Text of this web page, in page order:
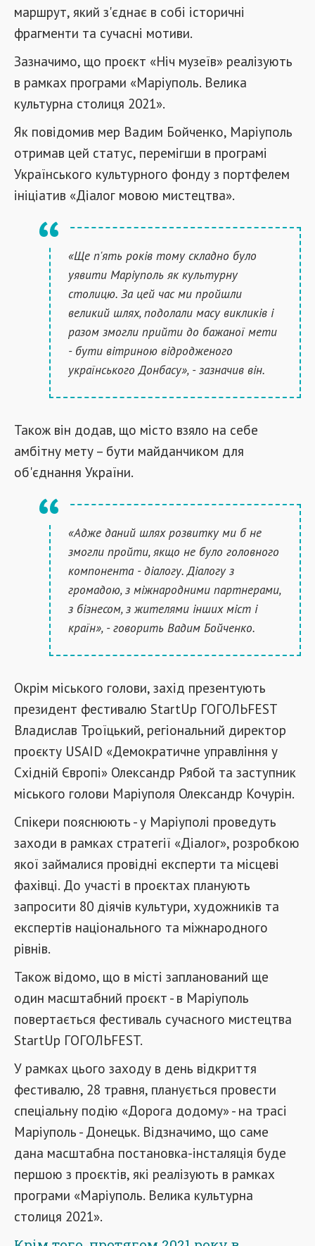
маршрут, який з'єднає в собі історичні
фрагменти та сучасні мотиви.
Зазначимо, що проєкт «Ніч музеїв» реалізують
в рамках програми «Маріуполь. Велика
культурна столиця 2021».
Як повідомив мер Вадим Бойченко, Маріуполь
отримав цей статус, перемігши в програмі
Українського культурного фонду з портфелем
ініціатив «Діалог мовою мистецтва».
«Ще п'ять років тому складно було
уявити Маріуполь як культурну
столицю. За цей час ми пройшли
великий шлях, подолали масу викликів і
разом змогли прийти до бажаної мети
- бути вітриною відродженого
українського Донбасу», - зазначив він.
Також він додав, що місто взяло на себе
амбітну мету – бути майданчиком для
об'єднання України.
«Адже даний шлях розвитку ми б не
змогли пройти, якщо не було головного
компонента - діалогу. Діалогу з
громадою, з міжнародними партнерами,
з бізнесом, з жителями інших міст і
країн», - говорить Вадим Бойченко.
Окрім міського голови, захід презентують
президент фестивалю StartUp ГОГОЛЬFEST
Владислав Троїцький, регіональний директор
проєкту USAID «Демократичне управління у
Східній Європі» Олександр Рябой та заступник
міського голови Маріуполя Олександр Кочурін.
Спікери пояснюють - у Маріуполі проведуть
заходи в рамках стратегії «Діалог», розробкою
якої займалися провідні експерти та місцеві
фахівці. До участі в проєктах планують
запросити 80 діячів культури, художників та
експертів національного та міжнародного
рівнів.
Також відомо, що в місті запланований ще
один масштабний проєкт - в Маріуполь
повертається фестиваль сучасного мистецтва
StartUp ГОГОЛЬFEST.
У рамках цього заходу в день відкриття
фестивалю, 28 травня, планується провести
спеціальну подію «Дорога додому» - на трасі
Маріуполь - Донецьк. Відзначимо, що саме
дана масштабна постановка-інсталяція буде
першою з проєктів, які реалізують в рамках
програми «Маріуполь. Велика культурна
столиця 2021».